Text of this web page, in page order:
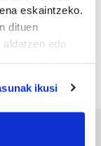
eskaintzeko.
dituen
edo
ikusi
jendeak